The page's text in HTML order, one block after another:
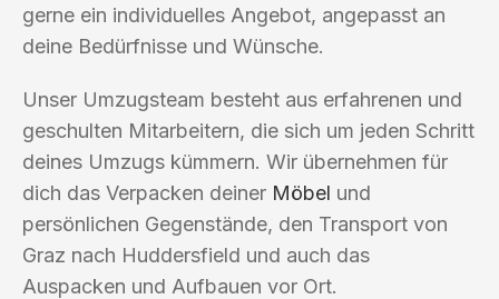
gerne ein individuelles Angebot, angepasst an
deine Bedürfnisse und Wünsche.
Unser Umzugsteam besteht aus erfahrenen und
geschulten Mitarbeitern, die sich um jeden Schritt
deines Umzugs kümmern. Wir übernehmen für
dich das Verpacken deiner Möbel und
persönlichen Gegenstände, den Transport von
Graz nach Huddersfield und auch das
Auspacken und Aufbauen vor Ort.